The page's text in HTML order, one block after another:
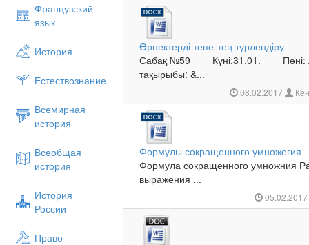
Французский
язык
История
Естествознание
Всемирная
история
Всеобщая
история
История
России
Право
Өрнектерді тепе-тең түрлендіру
Сабақ №59 Күні:31.01. Пәні:
тақырыбы: &...
08.02.2017
Формулы сокращенного умножегия
Формула сокращенного умножния
выражения ...